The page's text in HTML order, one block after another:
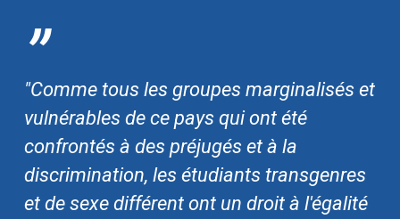
”
"Comme tous les groupes marginalisés et
vulnérables de ce pays qui ont été
confrontés à des préjugés et à la
discrimination, les étudiants transgenres
et de sexe différent ont un droit à l'égalité